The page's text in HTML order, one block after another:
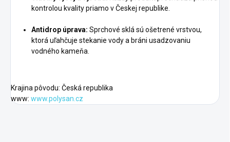
kontrolou kvality priamo v Českej republike.
Antidrop úprava: Sprchové sklá sú ošetrené vrstvou,
ktorá uľahčuje stekanie vody a bráni usadzovaniu
vodného kameňa.
Krajina pôvodu: Česká republika
www: www.polysan.cz